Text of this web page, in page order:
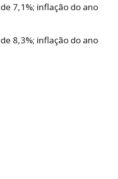
7,1%; inflação do ano
8,3%; inflação do ano